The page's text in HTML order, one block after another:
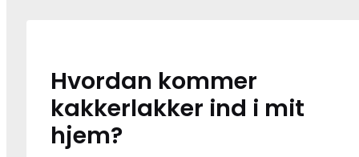
Hvordan kommer
kakkerlakker ind i mit
hjem?